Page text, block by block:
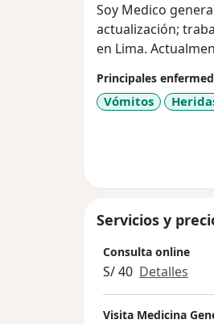
Soy Medico
actualización; trabajé en Huancavelica , Trujillo y tambien para el ejército peruano
en Lima.
Principales
Vómitos
Servicios y
Consulta online
S/ 40 Detalles
Visita Medicina